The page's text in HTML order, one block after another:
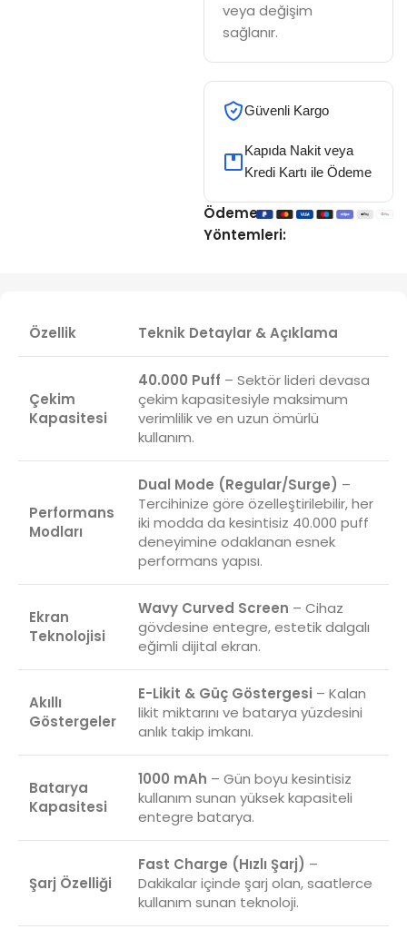
veya değişim
sağlanır.
Güvenli Kargo
Kapıda Nakit veya
Kredi Kartı ile Ödeme
Ödeme
Yöntemleri:
Özellik Teknik Detaylar & Açıklama
Çekim
Kapasitesi
40.000 Puff – Sektör lideri devasa
çekim kapasitesiyle maksimum
verimlilik ve en uzun ömürlü
kullanım.
Performans
Modları
Dual Mode (Regular/Surge) –
Tercihinize göre özelleştirilebilir, her
iki modda da kesintisiz 40.000 puff
deneyimine odaklanan esnek
performans yapısı.
Ekran
Teknolojisi
Wavy Curved Screen – Cihaz
gövdesine entegre, estetik dalgalı
eğimli dijital ekran.
Akıllı
Göstergeler
E-Likit & Güç Göstergesi – Kalan
likit miktarını ve batarya yüzdesini
anlık takip imkanı.
Batarya
Kapasitesi
1000 mAh – Gün boyu kesintisiz
kullanım sunan yüksek kapasiteli
entegre batarya.
Şarj Özelliği
Fast Charge (Hızlı Şarj) –
Dakikalar içinde şarj olan, saatlerce
kullanım sunan teknoloji.